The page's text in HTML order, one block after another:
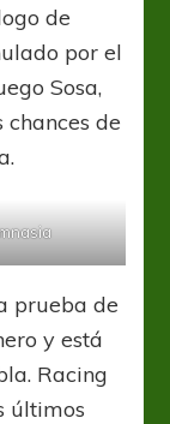
de
por el
Sosa,
de
prueba de
y está
Racing
últimos